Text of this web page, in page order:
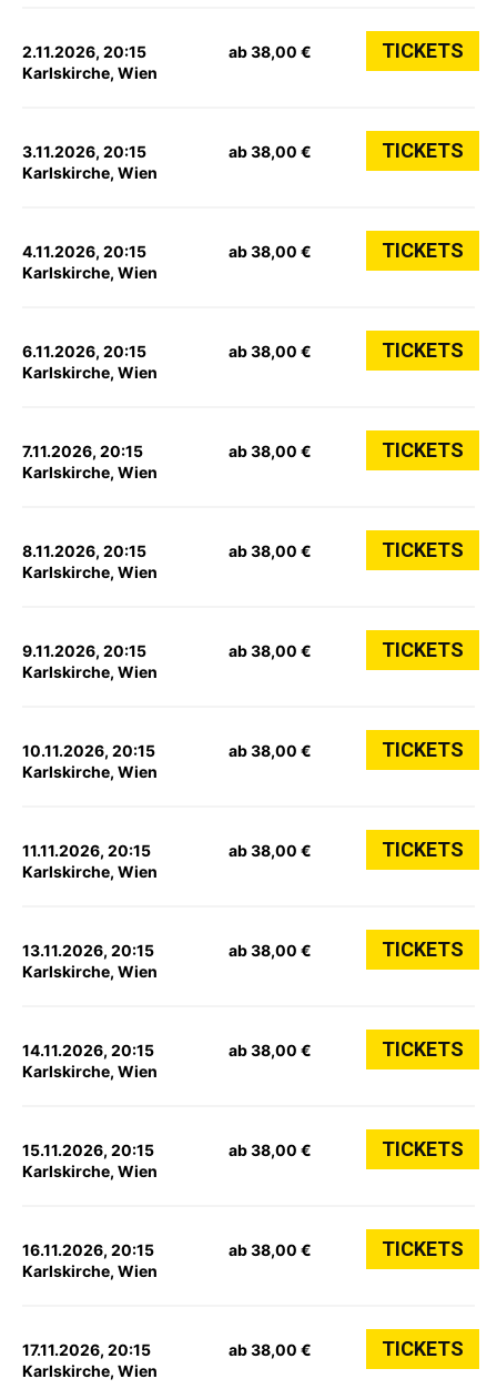
2.11.2026, 20:15
Karlskirche, Wien
ab 38,00 € TICKETS
3.11.2026, 20:15
Karlskirche, Wien
ab 38,00 € TICKETS
4.11.2026, 20:15
Karlskirche, Wien
ab 38,00 € TICKETS
6.11.2026, 20:15
Karlskirche, Wien
ab 38,00 € TICKETS
7.11.2026, 20:15
Karlskirche, Wien
ab 38,00 € TICKETS
8.11.2026, 20:15
Karlskirche, Wien
ab 38,00 € TICKETS
9.11.2026, 20:15
Karlskirche, Wien
ab 38,00 € TICKETS
10.11.2026, 20:15
Karlskirche, Wien
ab 38,00 € TICKETS
11.11.2026, 20:15
Karlskirche, Wien
ab 38,00 € TICKETS
13.11.2026, 20:15
Karlskirche, Wien
ab 38,00 € TICKETS
14.11.2026, 20:15
Karlskirche, Wien
ab 38,00 € TICKETS
15.11.2026, 20:15
Karlskirche, Wien
ab 38,00 € TICKETS
16.11.2026, 20:15
Karlskirche, Wien
ab 38,00 € TICKETS
17.11.2026, 20:15
Karlskirche, Wien
ab 38,00 € TICKETS